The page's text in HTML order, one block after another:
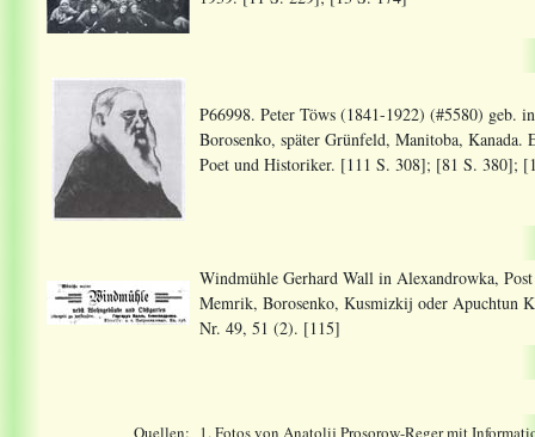
P66998. Peter Töws (1841-1922) (#5580) geb.
Borosenko, später Grünfeld, Manitoba, Kanada.
Poet und Historiker. [111 S. 308]; [81 S. 380];
Windmühle Gerhard Wall in Alexandrowka,
Memrik, Borosenko, Kusmizkij oder Apuchtun
Nr. 49, 51 (2). [115]